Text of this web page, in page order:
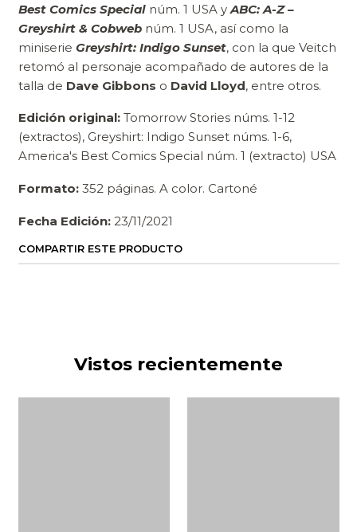
Best Comics Special núm. 1 USA y ABC: A-Z –
Greyshirt & Cobwebnúm. 1 USA, así como la
miniserie Greyshirt: Indigo Sunset, con la que Veitch
retomó al personaje acompañado de autores de la
talla de Dave Gibbons o David Lloyd, entre otros.
Edición original: Tomorrow Stories núms. 1-12
(extractos), Greyshirt: Indigo Sunset núms. 1-6,
America's Best Comics Special núm. 1 (extracto) USA
Formato: 352 páginas. A color. Cartoné
Fecha Edición: 23/11/2021
COMPARTIR ESTE PRODUCTO
Vistos recientemente